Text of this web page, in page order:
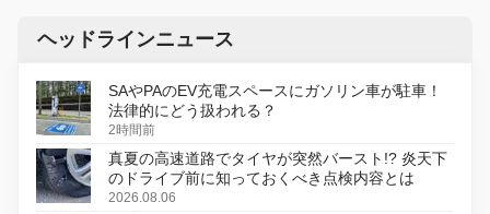
ヘッドラインニュース
SAやPAのEV充電スペースにガソリン車が駐車！
法律的にどう扱われる？
2時間前
真夏の高速道路でタイヤが突然バースト!? 炎天下
のドライブ前に知っておくべき点検内容とは
2026.08.06